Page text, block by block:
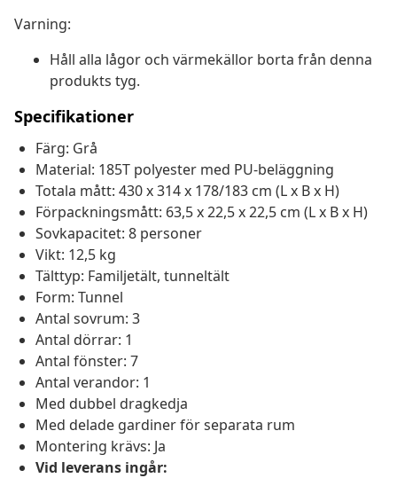
Varning:
Håll alla lågor och värmekällor borta från denna
produkts tyg.
Specifikationer
Färg: Grå
Material: 185T polyester med PU-beläggning
Totala mått: 430 x 314 x 178/183 cm (L x B x H)
Förpackningsmått: 63,5 x 22,5 x 22,5 cm (L x B x H)
Sovkapacitet: 8 personer
Vikt: 12,5 kg
Tälttyp: Familjetält, tunneltält
Form: Tunnel
Antal sovrum: 3
Antal dörrar: 1
Antal fönster: 7
Antal verandor: 1
Med dubbel dragkedja
Med delade gardiner för separata rum
Montering krävs: Ja
Vid leverans ingår: